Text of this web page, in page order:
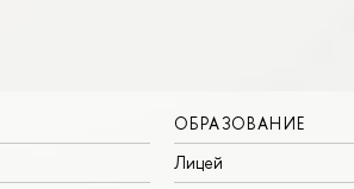
ОБРАЗОВАНИЕ
Лицей